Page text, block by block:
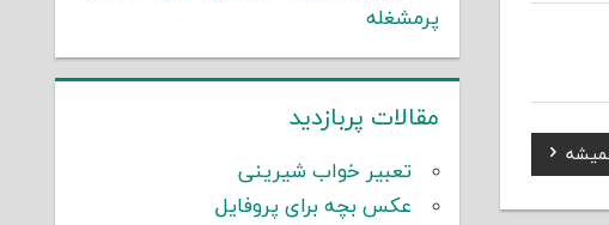
پرمشغله
مقالات پربازدید
تعبیر خواب شیرینی
عکس بچه برای پروفایل